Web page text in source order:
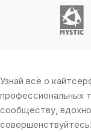
Узнай всё о
профессиональных
сообществу,